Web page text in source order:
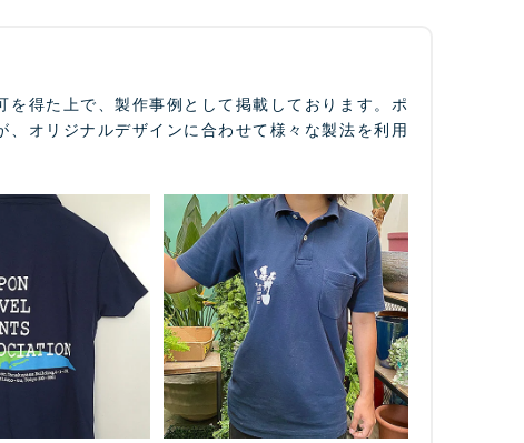
得た上で、製作事例として掲載しております。ポ
オリジナルデザインに合わせて様々な製法を利用